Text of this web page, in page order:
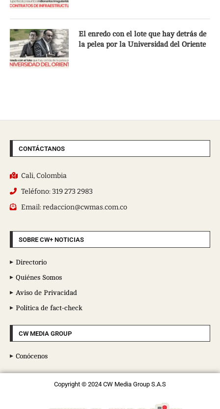
El enredo con el lote que hay detrás de
la pelea por la Universidad del Oriente
CONTÁCTANOS
Cali, Colombia
Teléfono: 319 273 2983
Email: redaccion@cwmas.com.co
SOBRE CW+ NOTICIAS
Directorio
Quiénes Somos
Aviso de Privacidad
Política de fact-check
CW MEDIA GROUP
Conócenos
Copyright © 2024 CW Media Group S.A.S